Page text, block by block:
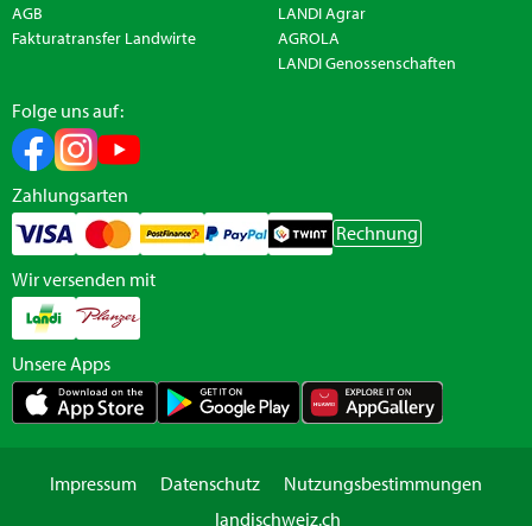
AGB
Fakturatransfer Landwirte
LANDI Agrar
AGROLA
LANDI Genossenschaften
Folge uns auf:
Zahlungsarten
Rechnung
Wir versenden mit
Unsere Apps
Impressum Datenschutz
Nutzungsbestimmungen
landischweiz.ch